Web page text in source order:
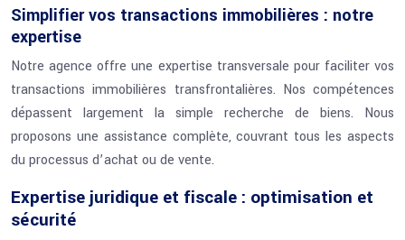
Simplifier vos transactions immobilières : notre
expertise
Notre agence offre une expertise transversale pour faciliter vos
transactions immobilières transfrontalières. Nos compétences
dépassent largement la simple recherche de biens. Nous
proposons une assistance complète, couvrant tous les aspects
du processus d’achat ou de vente.
Expertise juridique et fiscale : optimisation et
sécurité